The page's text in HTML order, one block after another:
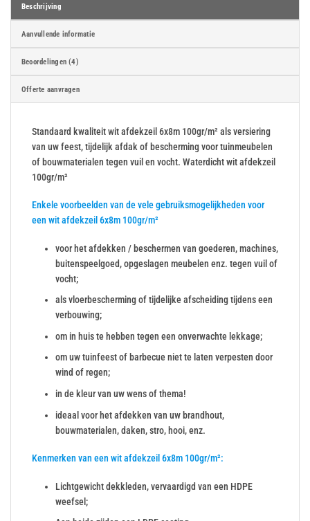
Beschrijving
Aanvullende informatie
Beoordelingen (4)
Offerte aanvragen
Standaard kwaliteit wit afdekzeil 6x8m 100gr/m² als versiering
van uw feest, tijdelijk afdak of bescherming voor tuinmeubelen
of bouwmaterialen tegen vuil en vocht. Waterdicht wit afdekzeil
100gr/m²
Enkele voorbeelden van de vele gebruiksmogelijkheden voor
een wit afdekzeil 6x8m 100gr/m²
voor het afdekken / beschermen van goederen, machines,
buitenspeelgoed, opgeslagen meubelen enz. tegen vuil of
vocht;
als vloerbescherming of tijdelijke afscheiding tijdens een
verbouwing;
om in huis te hebben tegen een onverwachte lekkage;
om uw tuinfeest of barbecue niet te laten verpesten door
wind of regen;
in de kleur van uw wens of thema!
ideaal voor het afdekken van uw brandhout,
bouwmaterialen, daken, stro, hooi, enz.
Kenmerken van een wit afdekzeil 6x8m 100gr/m²:
Lichtgewicht dekkleden, vervaardigd van een HDPE
weefsel;